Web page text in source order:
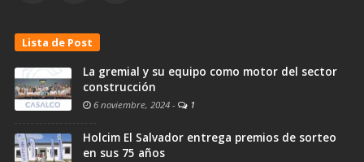
Lista de Post
La gremial y su equipo como motor del sector
construcción
6 noviembre, 2024 - 1
Holcim El Salvador entrega premios de sorteo
en sus 75 años